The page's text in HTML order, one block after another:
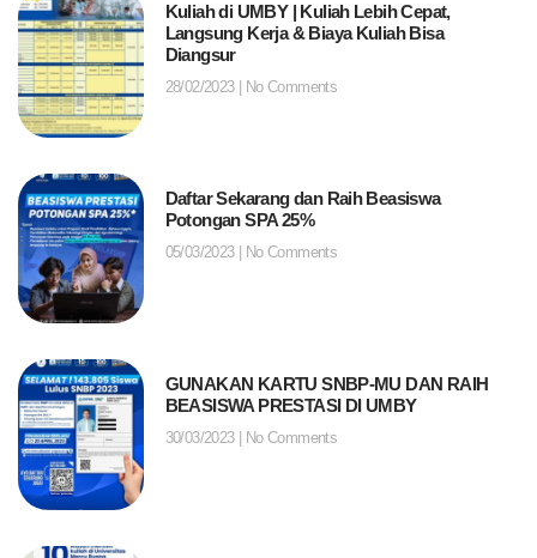
Kuliah di UMBY | Kuliah Lebih Cepat,
Langsung Kerja & Biaya Kuliah Bisa
Diangsur
28/02/2023 No Comments
Daftar Sekarang dan Raih Beasiswa
Potongan SPA 25%
05/03/2023 No Comments
GUNAKAN KARTU SNBP-MU DAN RAIH
BEASISWA PRESTASI DI UMBY
30/03/2023 No Comments